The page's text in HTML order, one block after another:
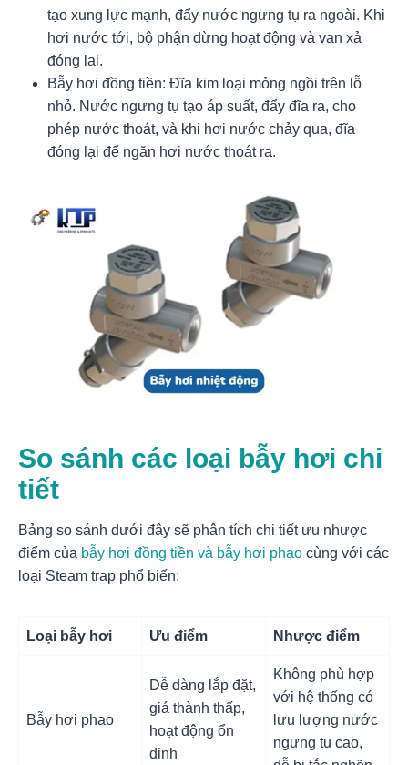
tạo xung lực mạnh, đẩy nước ngưng tụ ra ngoài. Khi
hơi nước tới, bộ phận dừng hoạt động và van xả
đóng lại.
Bẫy hơi đồng tiền: Đĩa kim loại mỏng ngồi trên lỗ
nhỏ. Nước ngưng tụ tạo áp suất, đẩy đĩa ra, cho
phép nước thoát, và khi hơi nước chảy qua, đĩa
đóng lại để ngăn hơi nước thoát ra.
So sánh các loại bẫy hơi chi
tiết
Bảng so sánh dưới đây sẽ phân tích chi tiết ưu nhược
điểm của bẫy hơi đồng tiền và bẫy hơi phao cùng với các
loại Steam trap phổ biến:
Loại bẫy hơi Ưu điểm Nhược điểm
Bẫy hơi phao
Dễ dàng lắp đặt,
giá thành thấp,
hoạt động ổn
định
Không phù hợp
với hệ thống có
lưu lượng nước
ngưng tụ cao,